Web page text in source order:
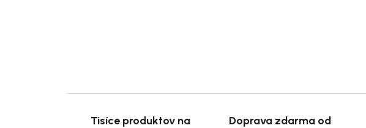
Tisíce produktov na
Doprava zdarma od